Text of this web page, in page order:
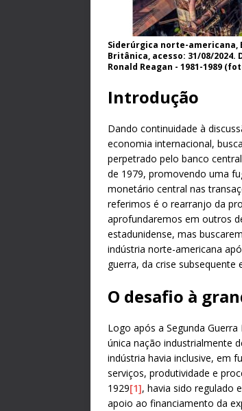
Siderúrgica norte-americana,
Britânica, acesso: 31/08/
Ronald Reagan - 1981-1989
Introdução
Dando continuidade à
economia internacional,
perpetrado pelo banco
de 1979, promovendo uma
monetário central nas
referimos é o rearranjo da
aprofundaremos em outros
estadunidense, mas
indústria norte-americana
guerra, da crise
O desafio à
Logo após a Segunda
única nação industrialmente
indústria havia inclusive, em
serviços, produtividade e
1929[1], havia sido regulado
apoio ao financiamento da